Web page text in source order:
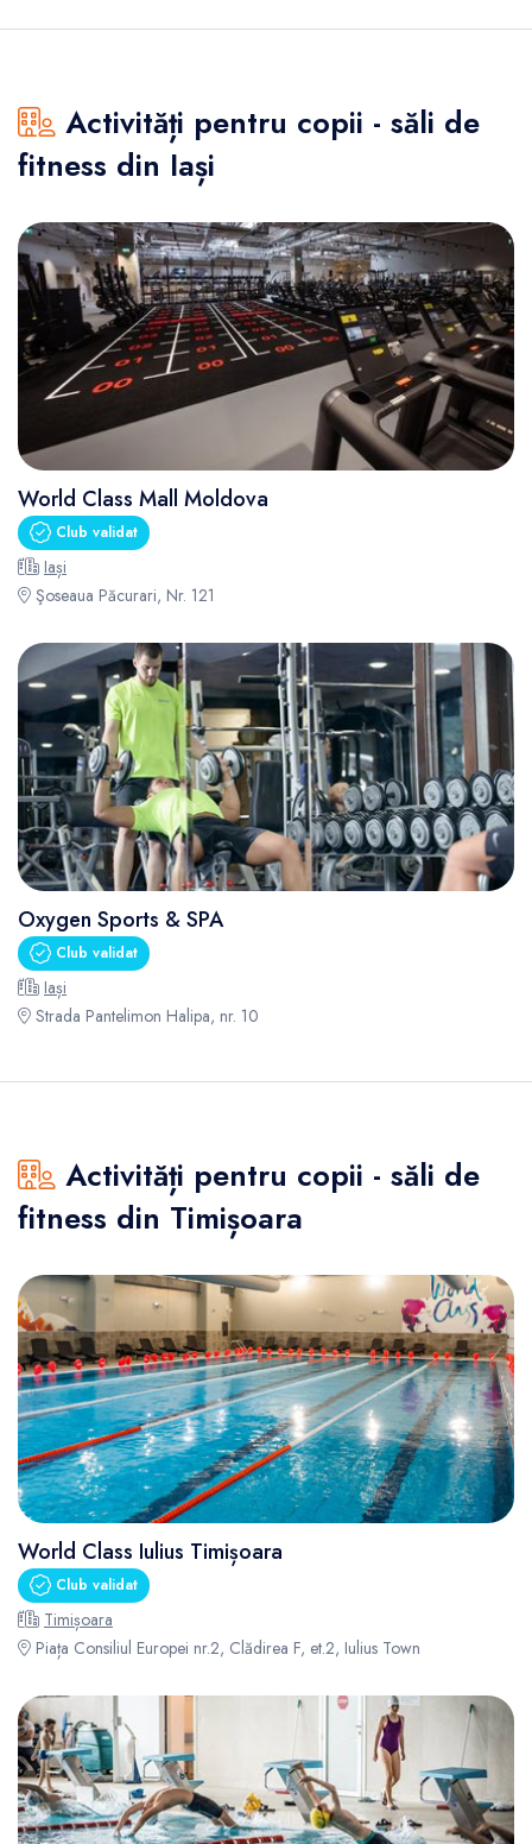
Activități pentru copii - săli de
fitness din Iași
World Class Mall Moldova
Club validat
Iași
Şoseaua Păcurari, Nr. 121
Oxygen Sports & SPA
Club validat
Iași
Strada Pantelimon Halipa, nr. 10
Activități pentru copii - săli de
fitness din Timișoara
World Class Iulius Timișoara
Club validat
Timișoara
Piața Consiliul Europei nr.2, Clădirea F, et.2, Iulius Town